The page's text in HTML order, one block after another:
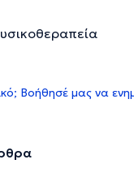
Βοήθησέ μας να